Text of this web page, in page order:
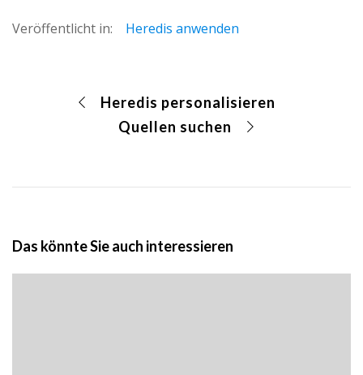
Veröffentlicht in: Heredis anwenden
Heredis personalisieren
Quellen suchen
Das könnte Sie auch interessieren